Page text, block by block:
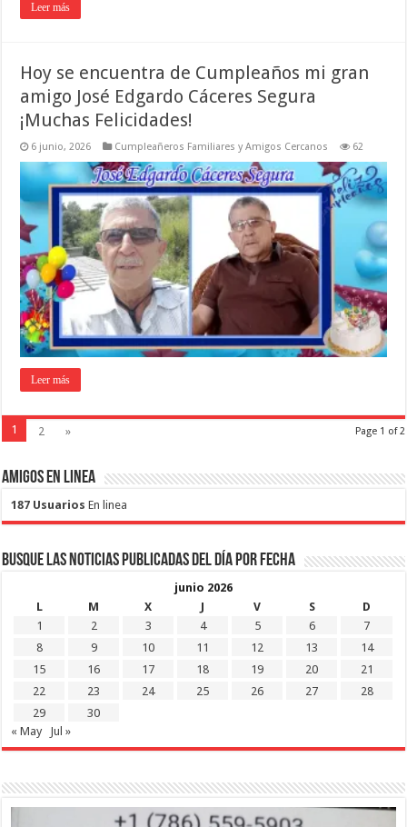
Leer más
Hoy se encuentra de Cumpleaños mi gran
amigo José Edgardo Cáceres Segura
¡Muchas Felicidades!
6 junio, 2026 Cumpleañeros Familiares y Amigos Cercanos 62
Leer más
Page 1 of 2
1 2 »
Amigos en Linea
187 Usuarios En linea
Busque las noticias publicadas del día por fecha
junio 2026
L
M X J V S
D
1
2 3 4 5 6
7
8
9 10 11 12 13
14
15
16 17 18 19 20
21
22
23 24 25 26 27
28
29
30
« May
Jul »